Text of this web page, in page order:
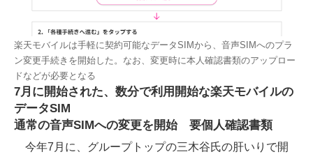
楽天モバイルは手軽に契約可能なデータSIMから、音声SIMへのプラ
ン変更手続きを開始した。なお、変更時に本人確認書類のアップロー
ドなどが必要となる
7月に開始された、数分で利用開始な楽天モバイルの
データSIM
通常の音声SIMへの変更を開始 要個人確認書類
今年7月に、グループトップの三木谷氏の肝いりで開